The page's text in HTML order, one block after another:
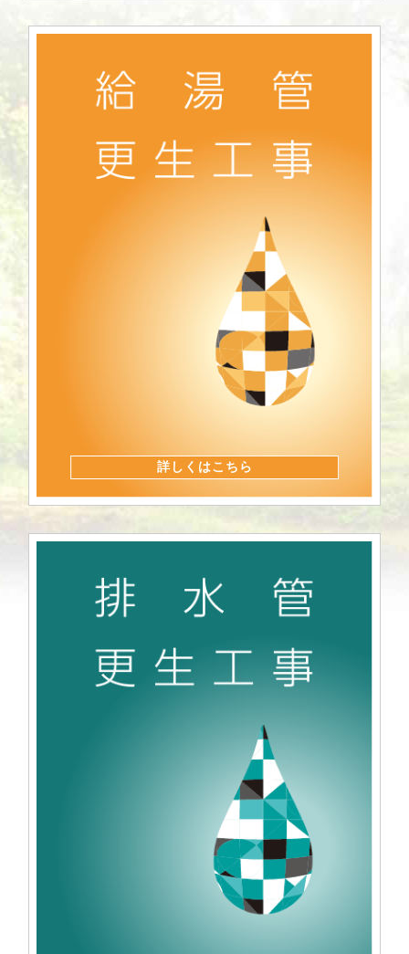
詳しくはこちら